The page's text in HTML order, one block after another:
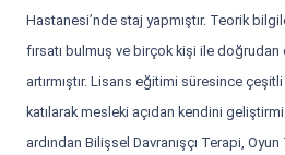
Hastanesi’nde staj yapmıştır. Teorik
fırsatı bulmuş ve birçok kişi ile doğrudan
artırmıştır. Lisans eğitimi süresince
katılarak mesleki açıdan kendini
ardından Bilişsel Davranışçı Terapi,